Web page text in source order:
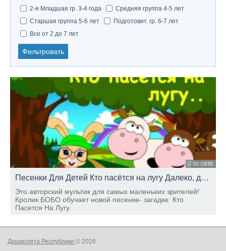
2-я Младшая гр. 3-4 года
Средняя группа 4-5 лет
Старшая группа 5-6 лет
Подготовит. гр. 6-7 лет
Все от 2 до 7 лет
Фильтровать
00:03:05
Песенки Для Детей Кто пасётся на лугу Далеко, далеко, на лугу пасутся КО.. ШКОЛА КРОЛИКА БОБО
Это авторский мультик для самых маленьких зрителей!
Кролик БОБО обучает новой песенке- загадке: Кто
Пасется На Лугу.
Дошколята Республики © 2026